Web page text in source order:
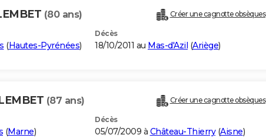
(80 ans) Créer une cagnotte obsèques
(Hautes-Pyrénées)
Décès
18/10/2011 au Mas-d'Azil (Ariège)
(87 ans) Créer une cagnotte obsèques
(Marne)
Décès
05/07/2009 à Château-Thierry(Aisne)